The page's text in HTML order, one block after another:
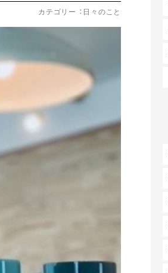
カテゴリー ： 日々のこと